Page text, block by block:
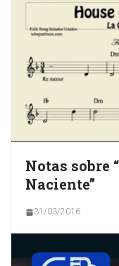
Notas sobre
Naciente”
31/03/2016